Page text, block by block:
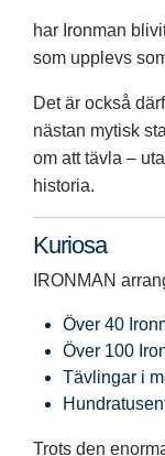
har Ironman
som upplevs
Det är också
nästan mytisk
om att tävla –
historia.
Kuriosa
IRONMAN
Över 40
Över 100
Tävlingar i
Trots den